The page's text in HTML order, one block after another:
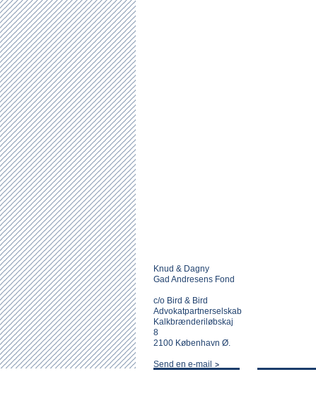
Knud & Dagny
Gad Andresens Fond
c/o Bird & Bird
Advokatpartnerselskab
Kalkbrænderiløbskaj
8
2100 København Ø.
Send en e-mail